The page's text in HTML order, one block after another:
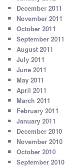
December 2011
November 2011
October 2011
September 2011
August 2011
July 2011
June 2011
May 2011
April 2011
March 2011
February 2011
January 2011
December 2010
November 2010
October 2010
September 2010